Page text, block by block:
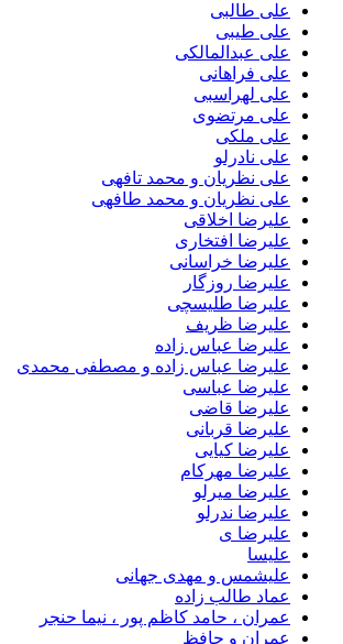
علی طالبی
علی طیبی
علی عبدالمالکی
علی فراهانی
علی لهراسبی
علی مرتضوی
علی ملکی
علی نادرلو
علی نظریان و محمد تافهی
علی نظریان و محمد طافهی
علیرضا اخلاقی
علیرضا افتخاری
علیرضا خراسانی
علیرضا روزگار
علیرضا طلیسچی
علیرضا ظریف
علیرضا عباس زاده
علیرضا عباس زاده و مصطفی محمدی
علیرضا عباسی
علیرضا قاضی
علیرضا قربانی
علیرضا کیایی
علیرضا مهرکام
علیرضا میرلو
علیرضا ندرلو
علیرضا ی
علیسا
علیشمس و مهدی جهانی
عماد طالب زاده
عمران ، حامد کاظم پور ، نیما حنجر
عمران و حافظ